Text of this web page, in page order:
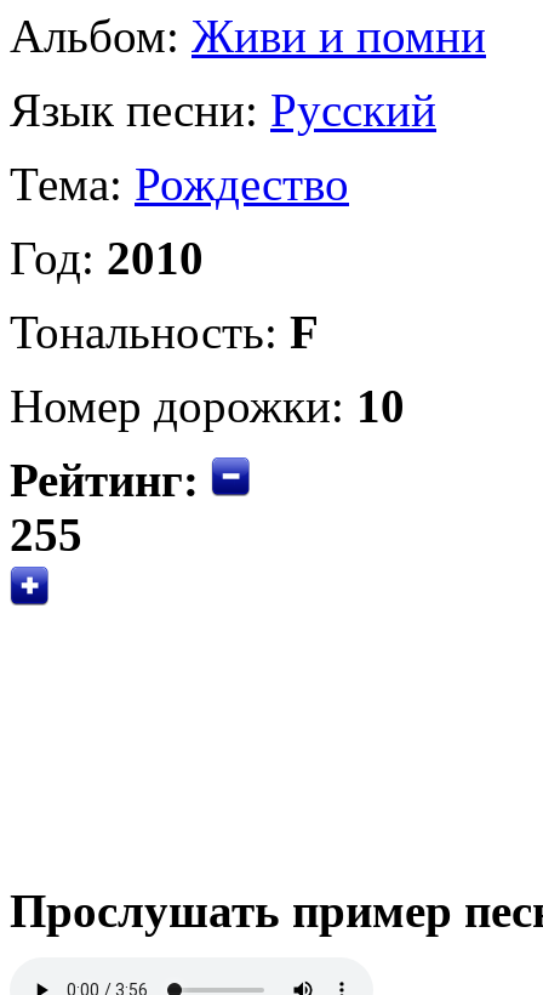
Альбом: Живи и помни
Язык песни: Русский
Тема: Рождество
Год: 2010
Тональность: F
Номер дорожки: 10
Рейтинг:
255
Прослушать пример